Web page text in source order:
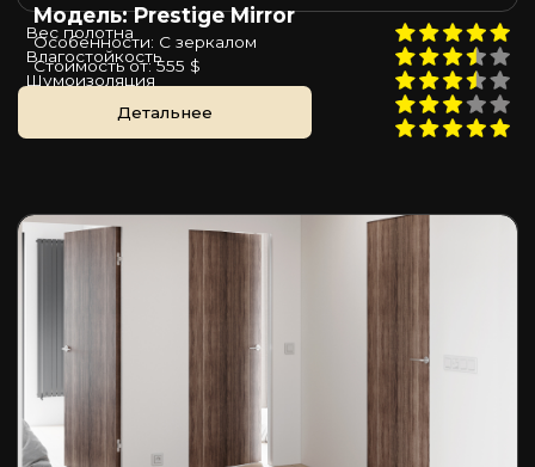
Модель: Prestige Mirror
Особенности: С зеркалом
Стоимость от: 555 $
Детальнее
Вес полотна
Влагостойкость
Шумоизоляция
Пожаростойкость